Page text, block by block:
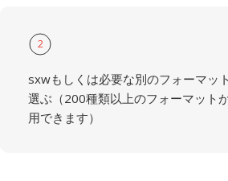
2
sxwもしくは必要な別のフォーマッ
選ぶ（200種類以上のフォーマット
用できます）